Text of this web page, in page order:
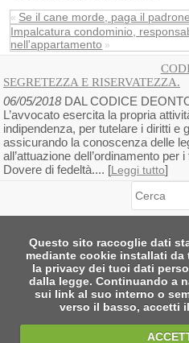
« Se il cane morde, paga il padrone
Impalcatura condominio,
nell'appartamento »
SEGRETEZZA E RISERVATEZZA.
06/05/2018DAL CODICE
L’avvocato esercita la propria
indipendenza, per tutelare i diritti e
assicurando la conoscenza delle
all’attuazione dell’ordinamento
Dovere di fedeltà.... [Leggi tutto]
Cerca
Questo sito raccoglie dati
mediante cookie installati da
la privacy dei tuoi dati
dalla legge. Continuando a
sui link al suo interno o
verso il basso, accetti